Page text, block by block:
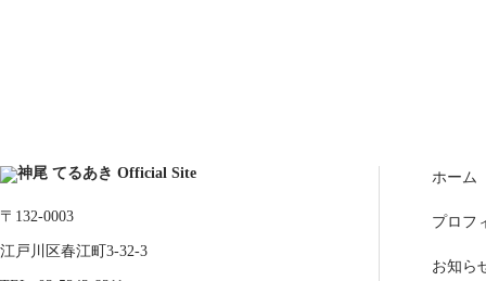
〒132-0003
江戸川区春江町3-32-3
ホーム
プロフ
お知ら